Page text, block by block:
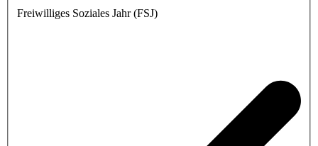
Freiwilliges Soziales Jahr (FSJ)